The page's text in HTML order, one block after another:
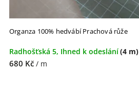
Organza 100% hedvábí Prachová růže
Radhošťská 5, Ihned k odeslání(4 m)
680 Kč / m